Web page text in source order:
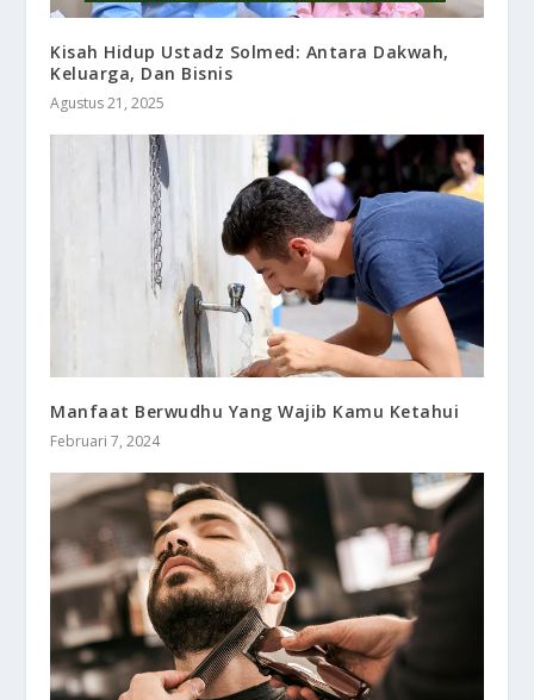
Kisah Hidup Ustadz Solmed: Antara Dakwah,
Keluarga, Dan Bisnis
Agustus 21, 2025
Manfaat Berwudhu Yang Wajib Kamu Ketahui
Februari 7, 2024